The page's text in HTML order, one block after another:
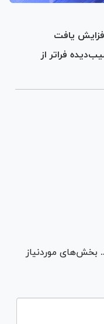
یافت
فراتر از
بخش‌های موردنیاز